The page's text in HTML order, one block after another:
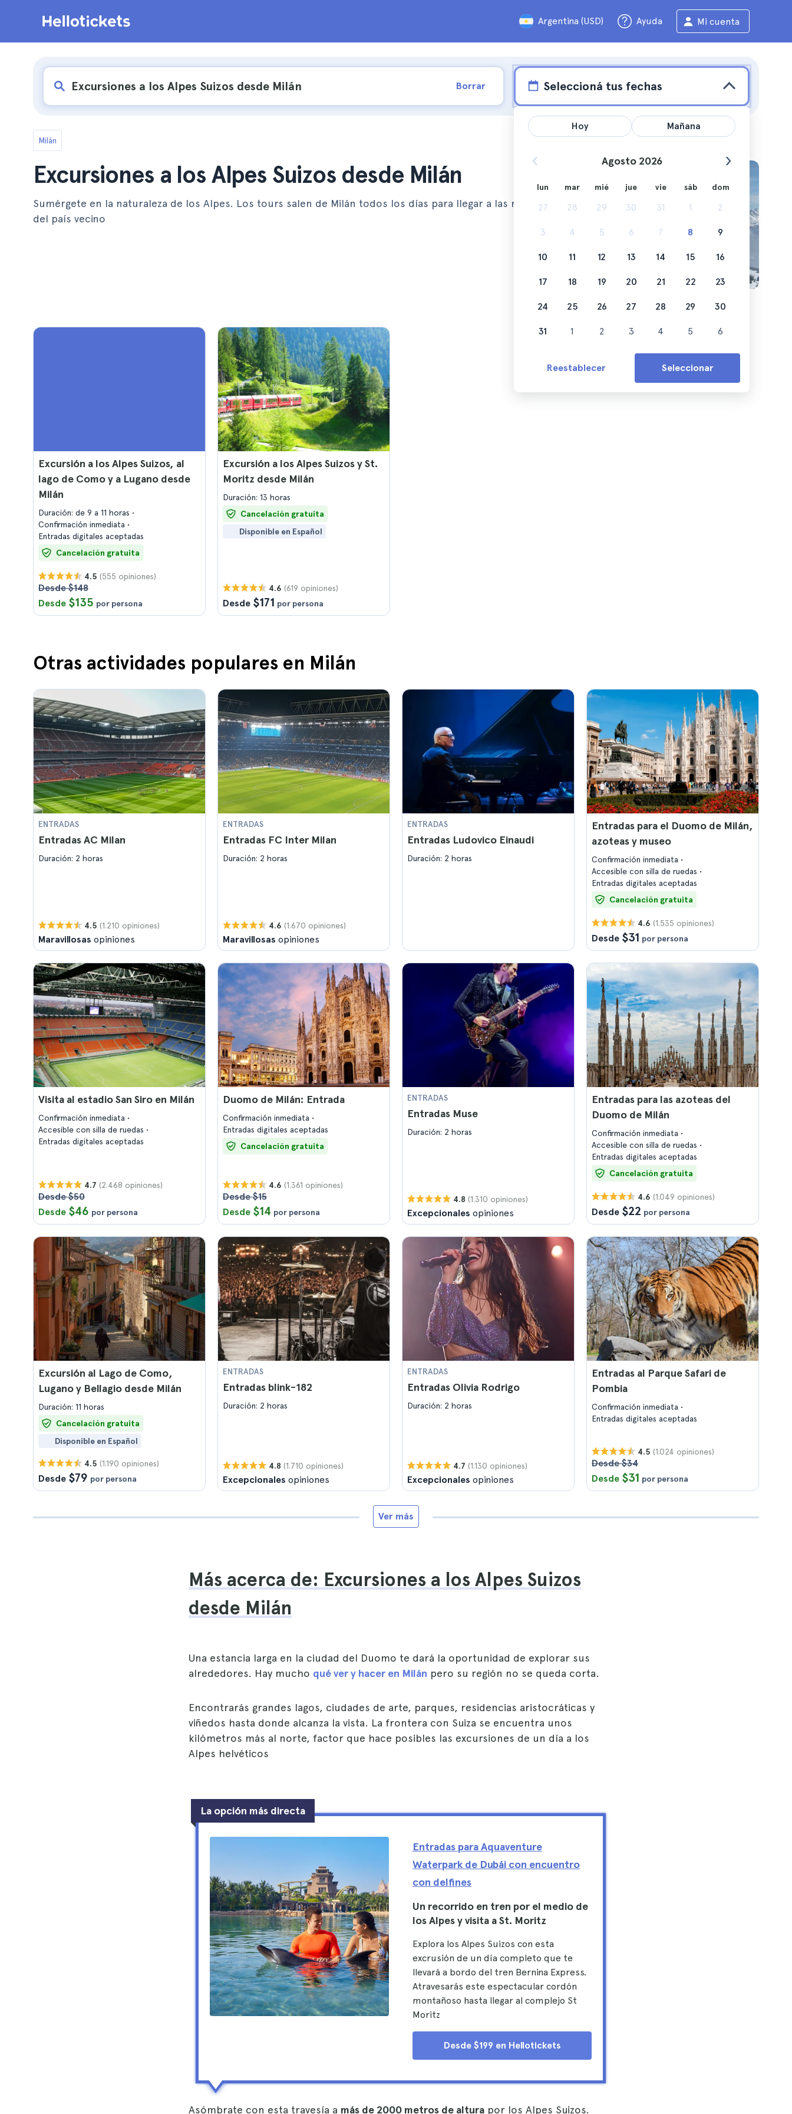
Argentina (USD) Ayuda Mi cuenta
Borrar Seleccioná tus fechas
Milán
Excursiones a los Alpes Suizos desde Milán
Sumérgete en la naturaleza de los Alpes. Los tours salen de Milán todos los días para llegar a las montañas
del país vecino
Excursión a los Alpes Suizos, al
lago de Como y a Lugano desde
Milán
Duración: de 9 a 11 horas
Confirmación inmediata
Entradas digitales aceptadas
Cancelación gratuita
4.5 (555 opiniones)
Desde $148
Desde $135 por persona
Excursión a los Alpes Suizos y St.
Moritz desde Milán
Duración: 13 horas
Cancelación gratuita
Disponible en Español
4.6 (619 opiniones)
Desde $171 por persona
Otras actividades populares en Milán
ENTRADAS
Entradas AC Milan
Duración: 2 horas
4.5 (1.210 opiniones)
Maravillosas opiniones
ENTRADAS
Entradas FC Inter Milan
Duración: 2 horas
4.6 (1.670 opiniones)
Maravillosas opiniones
ENTRADAS
Entradas Ludovico Einaudi
Duración: 2 horas
Entradas para el Duomo de Milán,
azoteas y museo
Confirmación inmediata
Accesible con silla de ruedas
Entradas digitales aceptadas
Cancelación gratuita
4.6 (1.535 opiniones)
Desde $31 por persona
Visita al estadio San Siro en Milán
Confirmación inmediata
Accesible con silla de ruedas
Entradas digitales aceptadas
4.7 (2.468 opiniones)
Desde $50
Desde $46 por persona
Duomo de Milán: Entrada
Confirmación inmediata
Entradas digitales aceptadas
Cancelación gratuita
4.6 (1.361 opiniones)
Desde $15
Desde $14 por persona
ENTRADAS
Entradas Muse
Duración: 2 horas
4.8 (1.310 opiniones)
Excepcionales opiniones
Entradas para las azoteas del
Duomo de Milán
Confirmación inmediata
Accesible con silla de ruedas
Entradas digitales aceptadas
Cancelación gratuita
4.6 (1.049 opiniones)
Desde $22 por persona
Excursión al Lago de Como,
Lugano y Bellagio desde Milán
Duración: 11 horas
Cancelación gratuita
Disponible en Español
4.5 (1.190 opiniones)
Desde $79 por persona
ENTRADAS
Entradas blink-182
Duración: 2 horas
4.8 (1.710 opiniones)
Excepcionales opiniones
ENTRADAS
Entradas Olivia Rodrigo
Duración: 2 horas
4.7 (1.130 opiniones)
Excepcionales opiniones
Entradas al Parque Safari de
Pombia
Confirmación inmediata
Entradas digitales aceptadas
4.5 (1.024 opiniones)
Desde $34
Desde $31 por persona
Ver más
Más acerca de: Excursiones a los Alpes Suizos
desde Milán
Una estancia larga en la ciudad del Duomo te dará la oportunidad de explorar sus
alrededores. Hay mucho qué ver y hacer en Milán pero su región no se queda corta.
Encontrarás grandes lagos, ciudades de arte, parques, residencias aristocráticas y
viñedos hasta donde alcanza la vista. La frontera con Suiza se encuentra unos
kilómetros más al norte, factor que hace posibles las excursiones de un día a los
Alpes helvéticos
La opción más directa
Entradas para Aquaventure
Waterpark de Dubái con encuentro
con delfines
Un recorrido en tren por el medio de
los Alpes y visita a St. Moritz
Explora los Alpes Suizos con esta
excrusión de un día completo que te
llevará a bordo del tren Bernina Express.
Atravesarás este espectacular cordón
montañoso hasta llegar al complejo St
Moritz
Desde $199 en Hellotickets
Asómbrate con esta travesía a más de 2000 metros de altura por los Alpes Suizos.
Hoy Mañana
Agosto 2026
lun mar mié jue vie sáb dom
27 28 29 30 31 1 2
3 4 5 6 7 8 9
10 11 12 13 14 15 16
17 18 19 20 21 22 23
24 25 26 27 28 29 30
31 1 2 3 4 5 6
Reestablecer Seleccionar